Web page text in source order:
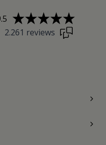
2.261 reviews